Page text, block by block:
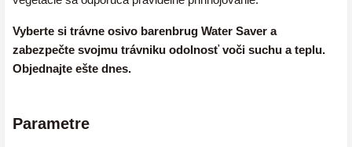
Vyberte si trávne osivo barenbrug Water Saver a
zabezpečte svojmu trávniku odolnosť voči suchu a teplu.
Objednajte ešte dnes.
Parametre